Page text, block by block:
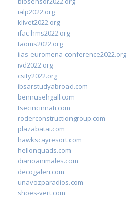
ialp2022.org
klivet2022.org
ifac-hms2022.org
taoms2022.org
iias-euromena-conference2022.org
ivd2022.org
csity2022.org
ibsarstudyabroad.com
bennusehgall.com
tsecincinnati.com
roderconstructiongroup.com
plazabatai.com
hawkscayresort.com
hellonquads.com
diarioanimales.com
decogaleri.com
unavozparadios.com
shoes-vert.com